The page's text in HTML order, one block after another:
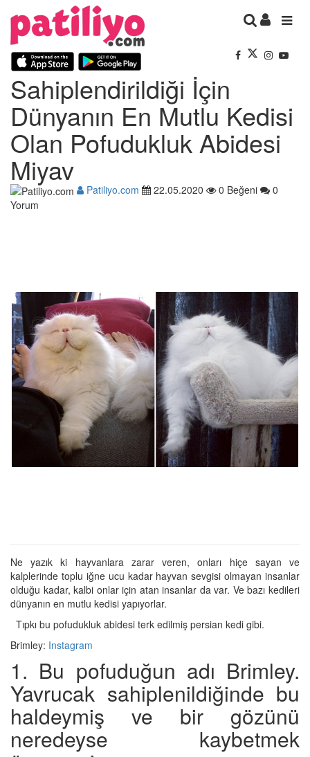
Sahiplendirildiği İçin
Dünyanın En Mutlu Kedisi
Olan Pofudukluk Abidesi
Miyav
Patiliyo.com 22.05.2020 0 Beğeni
0
Yorum
Ne yazık ki hayvanlara zarar veren, onları hiçe sayan ve
kalplerinde toplu iğne ucu kadar hayvan sevgisi olmayan insanlar
olduğu kadar, kalbi onlar için atan insanlar da var. Ve bazı kedileri
dünyanın en mutlu kedisi yapıyorlar.
Tıpkı bu pofudukluk abidesi terk edilmiş persian kedi gibi.
Brimley: Instagram
1. Bu pofuduğun adı Brimley.
Yavrucak sahiplenildiğinde bu
haldeymiş ve bir gözünü
neredeyse kaybetmek